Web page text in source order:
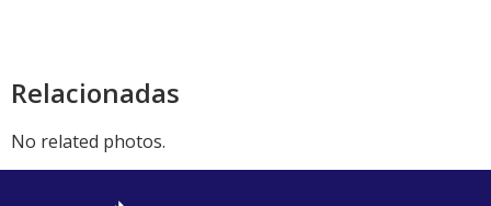
Relacionadas
No related photos.